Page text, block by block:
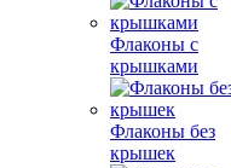
Флаконы с
крышками
Флаконы без
крышек